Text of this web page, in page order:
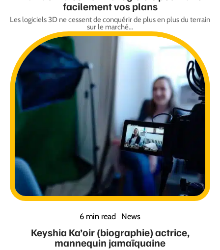
facilement vos plans
Les logiciels 3D ne cessent de conquérir de plus en plus du terrain
sur le marché…
6 min read News
Keyshia Ka’oir (biographie) actrice,
mannequin jamaïquaine